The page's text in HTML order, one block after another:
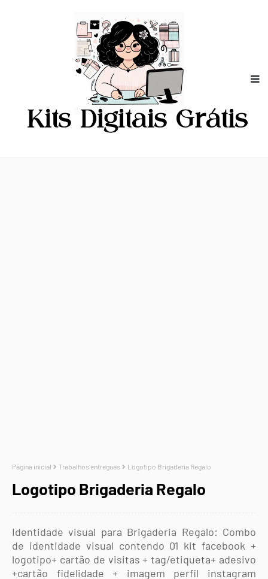
Página inicial Trabalhos entregues Logotipo Brigaderia Regalo
Logotipo Brigaderia Regalo
Identidade visual para Brigaderia Regalo: Combo
de identidade visual contendo 01 kit facebook +
logotipo+ cartão de visitas + tag/etiqueta+ adesivo
+cartão fidelidade + imagem perfil instagram